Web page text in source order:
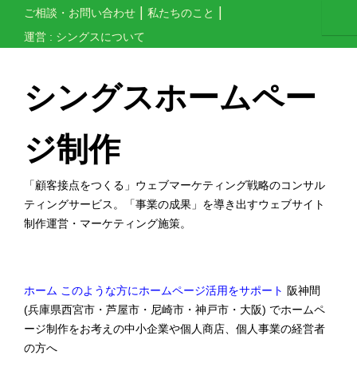
ご相談・お問い合わせ
私たちのこと
運営 : シングスについて
シングスホームペー
ジ制作
「顧客接点をつくる」ウェブマーケティング戦略のコンサル
ティングサービス。「事業の成果」を導き出すウェブサイト
制作運営・マーケティング施策。
ホーム このような方にホームページ活用をサポート 阪神間
(兵庫県西宮市・芦屋市・尼崎市・神戸市・大阪) でホームペ
ージ制作をお考えの中小企業や個人商店、個人事業の経営者
の方へ